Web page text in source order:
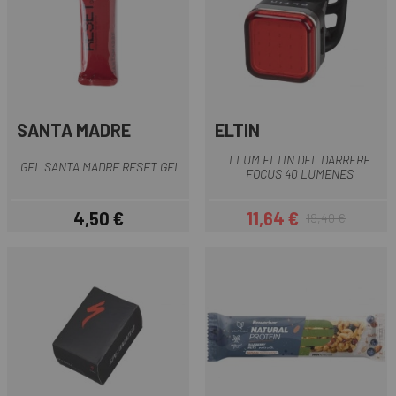
SANTA MADRE
GEL SANTA MADRE RESET GEL
Preu
4,50 €
ELTIN
LLUM ELTIN DEL DARRERE
FOCUS 40 LUMENES
Preu
11,64 €Preu regular
19,40 €